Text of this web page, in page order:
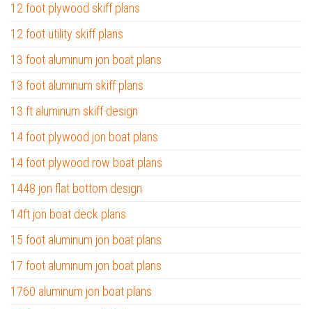
12 foot plywood skiff plans
12 foot utility skiff plans
13 foot aluminum jon boat plans
13 foot aluminum skiff plans
13 ft aluminum skiff design
14 foot plywood jon boat plans
14 foot plywood row boat plans
1448 jon flat bottom design
14ft jon boat deck plans
15 foot aluminum jon boat plans
17 foot aluminum jon boat plans
1760 aluminum jon boat plans